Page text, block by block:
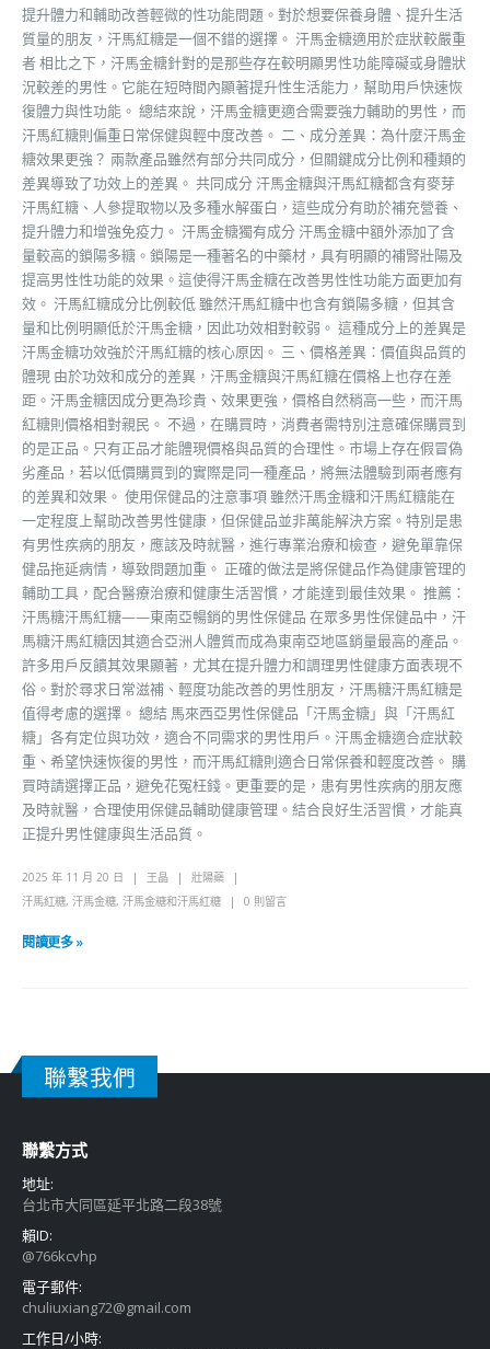
提升體力和輔助改善輕微的性功能問題。對於想要保養身體、提升生活
質量的朋友，汗馬紅糖是一個不錯的選擇。 汗馬金糖適用於症狀較嚴重
者 相比之下，汗馬金糖針對的是那些存在較明顯男性功能障礙或身體狀
況較差的男性。它能在短時間內顯著提升性生活能力，幫助用戶快速恢
復體力與性功能。 總結來說，汗馬金糖更適合需要強力輔助的男性，而
汗馬紅糖則偏重日常保健與輕中度改善。 二、成分差異：為什麼汗馬金
糖效果更強？ 兩款產品雖然有部分共同成分，但關鍵成分比例和種類的
差異導致了功效上的差異。 共同成分 汗馬金糖與汗馬紅糖都含有麥芽
汗馬紅糖、人參提取物以及多種水解蛋白，這些成分有助於補充營養、
提升體力和增強免疫力。 汗馬金糖獨有成分 汗馬金糖中額外添加了含
量較高的鎖陽多糖。鎖陽是一種著名的中藥材，具有明顯的補腎壯陽及
提高男性性功能的效果。這使得汗馬金糖在改善男性性功能方面更加有
效。 汗馬紅糖成分比例較低 雖然汗馬紅糖中也含有鎖陽多糖，但其含
量和比例明顯低於汗馬金糖，因此功效相對較弱。 這種成分上的差異是
汗馬金糖功效強於汗馬紅糖的核心原因。 三、價格差異：價值與品質的
體現 由於功效和成分的差異，汗馬金糖與汗馬紅糖在價格上也存在差
距。汗馬金糖因成分更為珍貴、效果更強，價格自然稍高一些，而汗馬
紅糖則價格相對親民。 不過，在購買時，消費者需特別注意確保購買到
的是正品。只有正品才能體現價格與品質的合理性。市場上存在假冒偽
劣產品，若以低價購買到的實際是同一種產品，將無法體驗到兩者應有
的差異和效果。 使用保健品的注意事項 雖然汗馬金糖和汗馬紅糖能在
一定程度上幫助改善男性健康，但保健品並非萬能解決方案。特別是患
有男性疾病的朋友，應該及時就醫，進行專業治療和檢查，避免單靠保
健品拖延病情，導致問題加重。 正確的做法是將保健品作為健康管理的
輔助工具，配合醫療治療和健康生活習慣，才能達到最佳效果。 推薦：
汗馬糖汗馬紅糖——東南亞暢銷的男性保健品 在眾多男性保健品中，汗
馬糖汗馬紅糖因其適合亞洲人體質而成為東南亞地區銷量最高的產品。
許多用戶反饋其效果顯著，尤其在提升體力和調理男性健康方面表現不
俗。對於尋求日常滋補、輕度功能改善的男性朋友，汗馬糖汗馬紅糖是
值得考慮的選擇。 總結 馬來西亞男性保健品「汗馬金糖」與「汗馬紅
糖」各有定位與功效，適合不同需求的男性用戶。汗馬金糖適合症狀較
重、希望快速恢復的男性，而汗馬紅糖則適合日常保養和輕度改善。 購
買時請選擇正品，避免花冤枉錢。更重要的是，患有男性疾病的朋友應
及時就醫，合理使用保健品輔助健康管理。結合良好生活習慣，才能真
正提升男性健康與生活品質。
2025 年 11 月 20 日 王晶
壯陽藥
汗馬紅糖, 汗馬金糖, 汗馬金糖和汗馬紅糖 0 則留言
閱讀更多 »
聯繫我們
聯繫方式
地址:
台北市大同區延平北路二段38號
賴ID:
@766kcvhp
電子郵件:
chuliuxiang72@gmail.com
工作日/小時: